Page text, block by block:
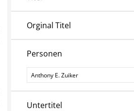
Orginal Titel
Personen
Personen
Untertitel